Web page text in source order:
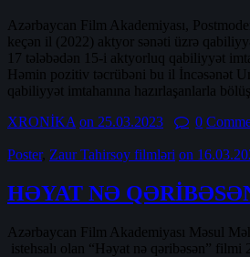
Azərbaycan Film Akademiyası,
keçən il (2022) aktyor sənəti üzrə
17 tələbədən 15-i aktyorluq qabiliyyət
Həmin pozitiv təcrübəni bu il İncəsənət
qabiliyyət imtahanına hazırlaşanlarla
XRONİKA on 25.03.2023 0
Poster, Zaur Tahirsoy filmləri on
HƏYAT NƏ
Azərbaycan Film Akademiyası Məsul
istehsalı olan “Həyat nə qəribəsən”